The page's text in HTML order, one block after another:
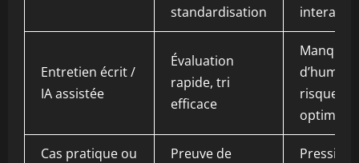
standardisation
Entretien écrit /
IA assistée
Évaluation
rapide, tri
efficace
Manque
d’humain,
risque
Cas pratique ou
Preuve de
Pression